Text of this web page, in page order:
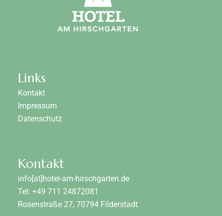
Links
Kontakt
Impressum
Datenschutz
Kontakt
info[at]hotel-am-hirschgarten.de
Tel: +49 711 24872081
Rosenstraße 27, 70794 Filderstadt